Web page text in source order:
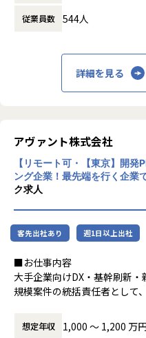
- 分析と資料作成による、意
- 現場ニーズの収集と、マネ
- プロジェクトの付加価値を
- 知見の共有によるチーム全体
■募集背景
今回の募集は、親会社の事業
「自社完結型・一気通貫支援
グ組織立ち上げのコアメンバ
特定の領域に縛られない 「ワ
じ、
最速で市場価値を高められる
ィブなシステム
推進を総合的
【★社風/文化】
AMBL株式会社
チーム内のサポ
た、社員同士の
し、フレンド
ています
AMBL株式会社
ートワークを積
働き方が可能で
を整えていま
の取得や育児の
従業員数 544人
詳細を見る
アヴァント株式会社
【リモート可・【東京】開
ング企業！最先端を行く企業
ク求人
客先出社あり 週1日以上出社
■お仕事内容
大手企業向けDX・基幹刷新
規模案件の統括責任者として、
ます。
・金融業界向けプロジェクト
想定年収 1,000 〜 1,200 万